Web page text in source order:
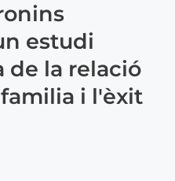
estudi
de la relació
i l'èxit